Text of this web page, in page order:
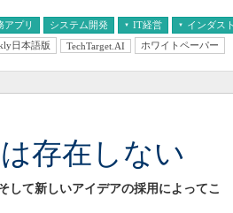
アプリ システム開発 IT経営 インダス
医療IT
日本語版 TechTarget.AI ホワイトペーパー
存在しない
して新しいアイデアの採用によってこ